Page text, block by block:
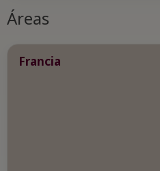
Áreas
Francia